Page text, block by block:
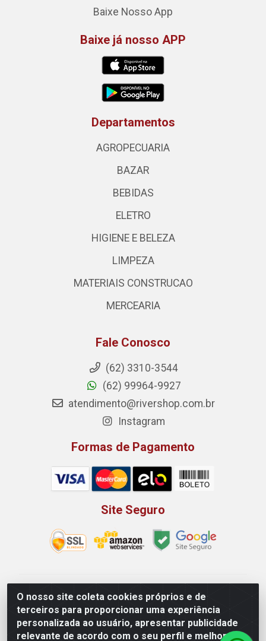
O nosso site coleta cookies próprios e de
terceiros para proporcionar uma experiência
personalizada ao usuário, apresentar publicidade
relevante de acordo com o seu perfil e melhorar a
Baixe Nosso App
Baixe já nosso APP
Departamentos
AGROPECUARIA
BAZAR
BEBIDAS
ELETRO
HIGIENE E BELEZA
LIMPEZA
MATERIAIS CONSTRUCAO
MERCEARIA
Fale Conosco
(62) 3310-3544
(62) 99964-9927
atendimento@rivershop.com.br
Instagram
Formas de Pagamento
Site Seguro
Rio Vermelho Distribuição de Alimentos LTDA - Rodovia
BR, 153, KM 52 N 00 QD 00 LT 16 - Bairro Jardim
Eldorado, Anápolis/GO - CEP 75.045-190 - CNPJ
10.912.900/0002-40